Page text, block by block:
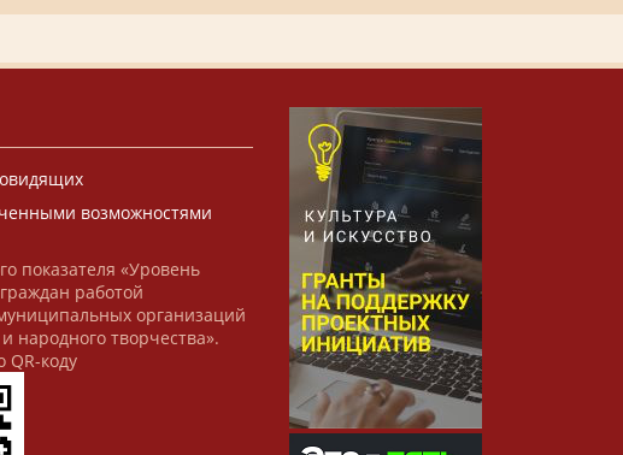
возможностями
показателя «Уровень
работой
организаций
народного творчества».
QR-коду